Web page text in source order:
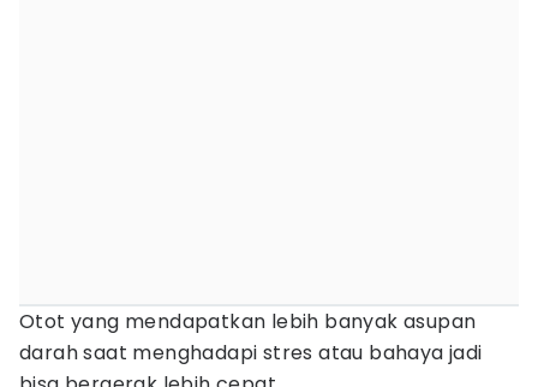
Otot yang mendapatkan lebih banyak asupan
darah saat menghadapi stres atau bahaya jadi